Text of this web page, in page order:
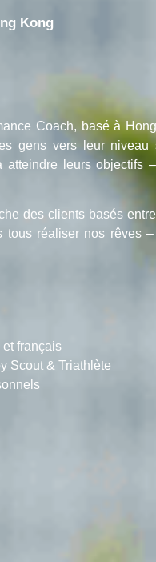
Kong
Coach, basé à
gens vers leur niveau
leurs objectifs
des clients basés
tous réaliser nos rêves
français
Scout & Triathlète